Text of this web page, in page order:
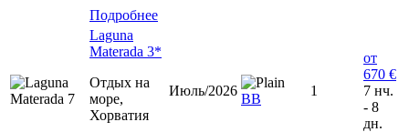
Подробнее
Laguna
Materada 3*
Отдых на
море,
Хорватия
Июль/2026
ВВ
1
от
670 €
7 нч.
- 8
дн.